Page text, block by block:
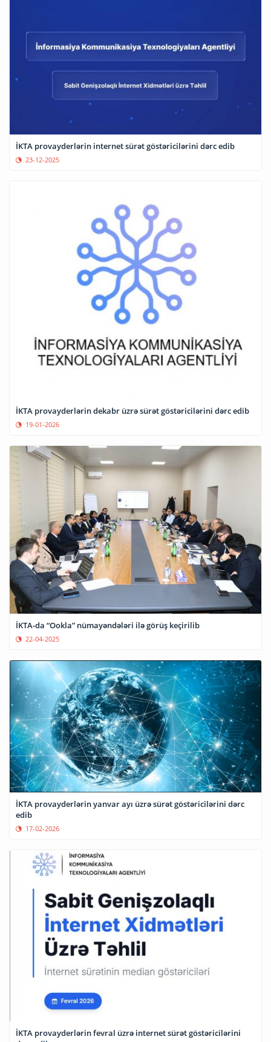
İKTA provayderlərin internet sürət göstəricilərini dərc edib
23-12-2025
İKTA provayderlərin dekabr üzrə sürət göstəricilərini dərc edib
19-01-2026
İKTA-da “Ookla” nümayəndələri ilə görüş keçirilib
22-04-2025
İKTA provayderlərin yanvar ayı üzrə sürət göstəricilərini dərc
edib
17-02-2026
İKTA provayderlərin fevral üzrə internet sürət göstəricilərini